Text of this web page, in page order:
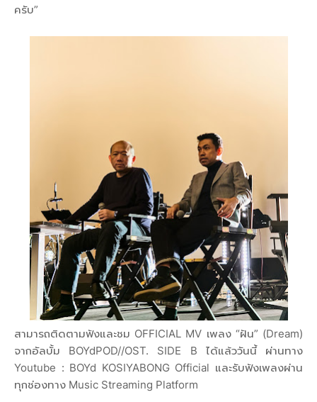
ครับ”
สามารถติดตามฟังและชม OFFICIAL MV เพลง “ฝัน” (Dream)
จากอัลบั้ม BOYdPOD//OST. SIDE B ได้แล้ววันนี้ ผ่านทาง
Youtube : BOYd KOSIYABONG Official และรับฟังเพลงผ่าน
ทุกช่องทาง Music Streaming Platform